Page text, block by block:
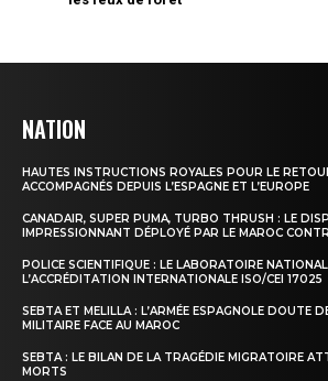
NATION
HAUTES INSTRUCTIONS ROYALES POUR LE
ACCOMPAGNÉS DEPUIS L’ESPAGNE ET L’EUROPE
CANADAIR, SUPER PUMA, TURBO THRUSH : LE
IMPRESSIONNANT DÉPLOYÉ PAR LE MAROC
POLICE SCIENTIFIQUE : LE LABORATOIRE
L’ACCRÉDITATION INTERNATIONALE ISO/CEI 17025
SEBTA ET MELILLA : L’ARMÉE ESPAGNOLE DOUTE
MILITAIRE FACE AU MAROC
SEBTA : LE BILAN DE LA TRAGÉDIE MIGRATOIRE
MORTS